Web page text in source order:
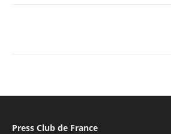
Press Club de France